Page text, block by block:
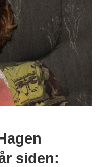
siden: